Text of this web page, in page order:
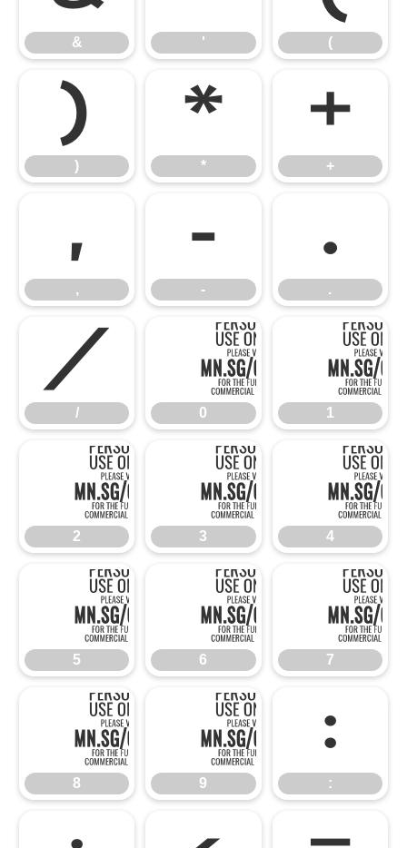
& ' (
)
)
*
*
+
+
,
,
-
-
.
.
/
/
0
0 1
2
2
3
3 4
5
5
6
6 7
8
8
9
9
:
: